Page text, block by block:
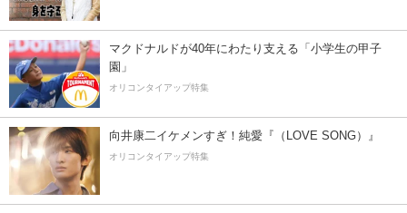
マクドナルドが40年にわたり支える「小学生の甲子
園」
オリコンタイアップ特集
向井康二イケメンすぎ！純愛『（LOVE SONG）』
オリコンタイアップ特集